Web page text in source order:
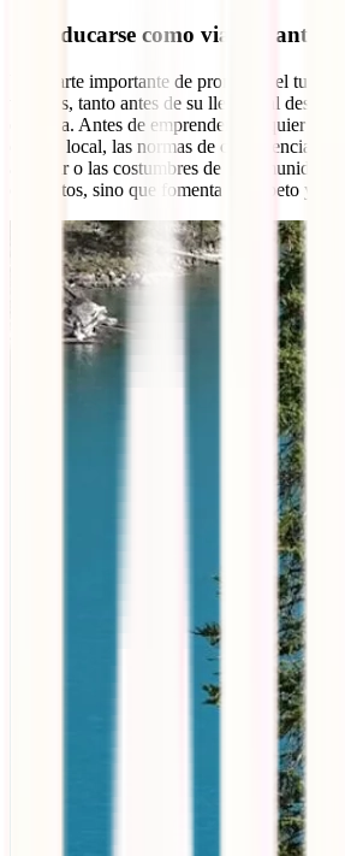
11. Educarse como viajero antes
Una parte importante de promover el
viajeros, tanto antes de su llegada al
estancia. Antes de emprender cualquier
cultura local, las normas de convivencia, los
a visitar o las costumbres de la comunidad
conflictos, sino que fomenta el respeto y la